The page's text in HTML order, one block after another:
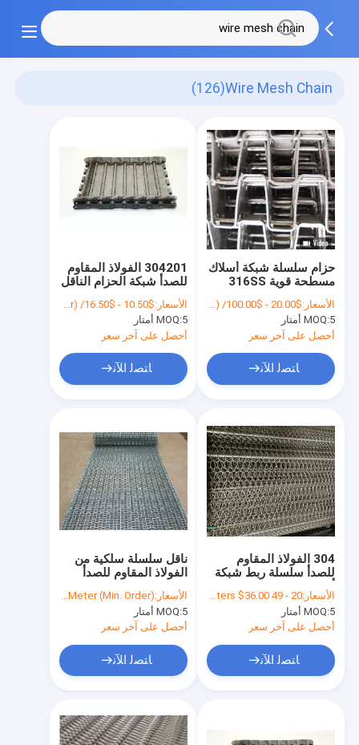
Wire Mesh Chain
(126)
304201 الفولاذ المقاوم
للصدأ شبكة الحزام الناقل
2 مم شبكة سلكية سلسلة
الناقل
الأسعار:$10.50 - $16.50/ Square Meter|50 Square Meter/Square Meters(Min. Order)
MOQ:5 أمتار
أحصل على آخر سعر
ﺎﺘﺼﻟ ﺍﻶﻧ
حزام سلسلة شبكة أسلاك
مسطحة قوية 316SS
للناقل
الأسعار:$20.00 - $100.00/ Meter|2 Meter/Meters(Min. Order)
MOQ:5 أمتار
أحصل على آخر سعر
ﺎﺘﺼﻟ ﺍﻶﻧ
ناقل سلسلة سلكية من
الفولاذ المقاوم للصدأ
304
الأسعار:US $20-25 / Meter | 1 Meter (Min. Order)
MOQ:5 أمتار
أحصل على آخر سعر
ﺎﺘﺼﻟ ﺍﻶﻧ
304 الفولاذ المقاوم
للصدأ سلسلة ربط شبكة
أسلاك لفة الحزام لتنظيف
التجفيف
الأسعار:20 - 49 Meters $38.00， 50 - 199 Meters $36.80， >=200 Meters $36.00
MOQ:5 أمتار
أحصل على آخر سعر
ﺎﺘﺼﻟ ﺍﻶﻧ